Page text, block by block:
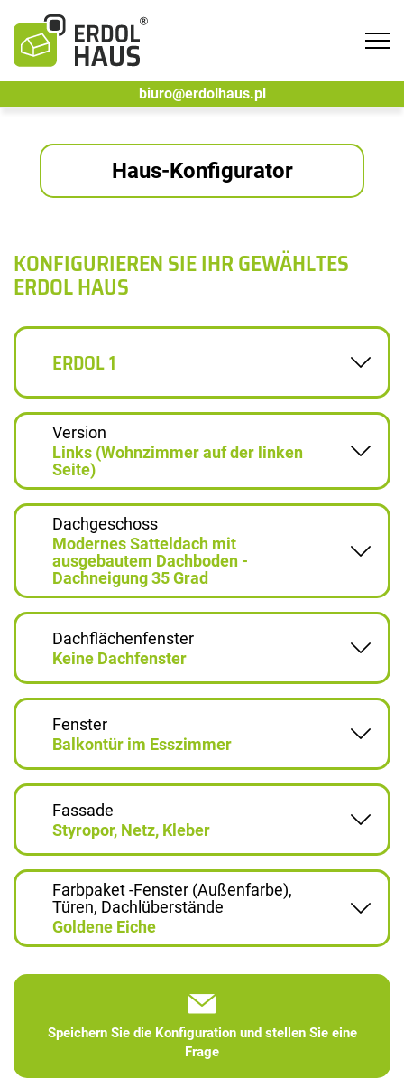
biuro@erdolhaus.pl
Haus-Konfigurator
KONFIGURIEREN SIE IHR GEWÄHLTES
ERDOL HAUS
ERDOL 1
Version
Links (Wohnzimmer auf der linken
Seite)
Dachgeschoss
Modernes Satteldach mit
ausgebautem Dachboden -
Dachneigung 35 Grad
Dachflächenfenster
Keine Dachfenster
Fenster
Balkontür im Esszimmer
Fassade
Styropor, Netz, Kleber
Farbpaket -Fenster (Außenfarbe),
Türen, Dachlüberstände
Goldene Eiche
Speichern Sie die Konfiguration und stellen Sie eine
Frage